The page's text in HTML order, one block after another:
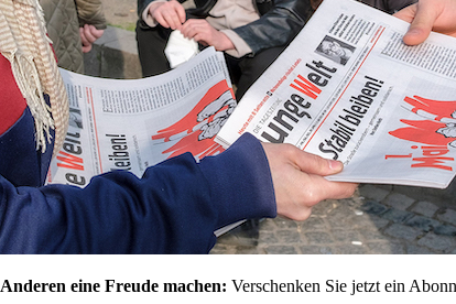
Anderen eine Freude machen: Verschenken Sie jetzt ein